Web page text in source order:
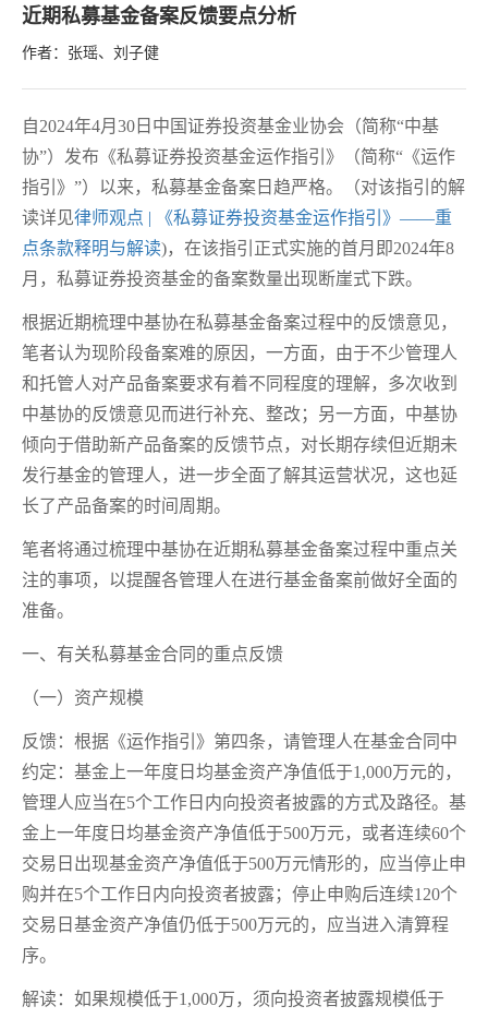
近期私募基金备案反馈要点分析
作者：张瑶、刘子健
自2024年4月30日中国证券投资基金业协会（简称“中基
协”）发布《私募证券投资基金运作指引》（简称“《运作
指引》”）以来，私募基金备案日趋严格。（对该指引的解
读详见律师观点 | 《私募证券投资基金运作指引》——重
点条款释明与解读)，在该指引正式实施的首月即2024年8
月，私募证券投资基金的备案数量出现断崖式下跌。
根据近期梳理中基协在私募基金备案过程中的反馈意见，
笔者认为现阶段备案难的原因，一方面，由于不少管理人
和托管人对产品备案要求有着不同程度的理解，多次收到
中基协的反馈意见而进行补充、整改；另一方面，中基协
倾向于借助新产品备案的反馈节点，对长期存续但近期未
发行基金的管理人，进一步全面了解其运营状况，这也延
长了产品备案的时间周期。
笔者将通过梳理中基协在近期私募基金备案过程中重点关
注的事项，以提醒各管理人在进行基金备案前做好全面的
准备。
一、有关私募基金合同的重点反馈
（一）资产规模
反馈：根据《运作指引》第四条，请管理人在基金合同中
约定：基金上一年度日均基金资产净值低于1,000万元的，
管理人应当在5个工作日内向投资者披露的方式及路径。基
金上一年度日均基金资产净值低于500万元，或者连续60个
交易日出现基金资产净值低于500万元情形的，应当停止申
购并在5个工作日内向投资者披露；停止申购后连续120个
交易日基金资产净值仍低于500万元的，应当进入清算程
序。
解读：如果规模低于1,000万，须向投资者披露规模低于